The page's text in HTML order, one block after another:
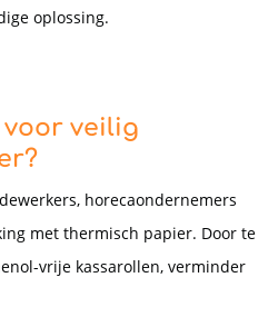
oplossing.
voor veilig
horecaondernemers
met thermisch papier. Door te
vrije kassarollen, verminder